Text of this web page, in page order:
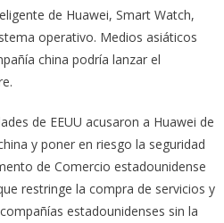
de Huawei, Smart Watch,
operativo. Medios asiáticos
china podría lanzar el
de EEUU acusaron a Huawei de
y poner en riesgo la seguridad
de Comercio estadounidense
restringe la compra de servicios y
estadounidenses sin la